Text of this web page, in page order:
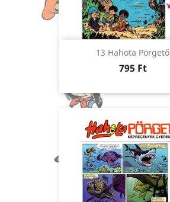
13 Hahota Pörgető
Ár
795 Ft